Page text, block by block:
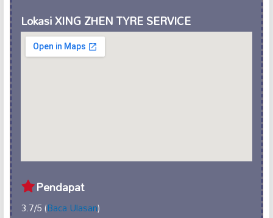
Lokasi XING ZHEN TYRE SERVICE
Pendapat
3.7/5 (Baca Ulasan)